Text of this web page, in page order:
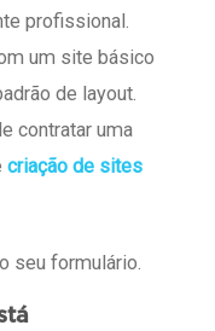
profissional.
um site básico
de layout.
contratar uma
criação de sites
seu formulário.